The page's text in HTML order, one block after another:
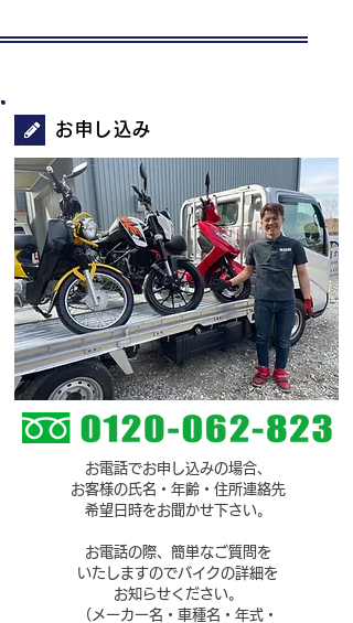
お申し込み
お電話でお申し込みの場合、
お客様の氏名・年齢・住所連絡先
希望日時をお聞かせ下さい。
お電話の際、簡単なご質問を
いたしますのでバイクの詳細を
お知らせください。
（メーカー名・車種名・年式・